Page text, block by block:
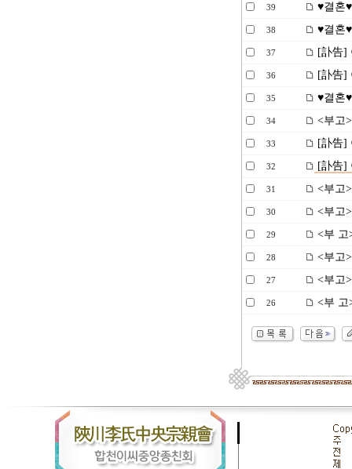
39 ♥결혼
38 ♥결혼
37 [訃告]
36 [訃告]
35 ♥결혼
34 <부고
33 [訃告]
32 [訃告]
31 <부고
30 <부고
29 <부 고
28 <부고
27 <부고
26 <부 고